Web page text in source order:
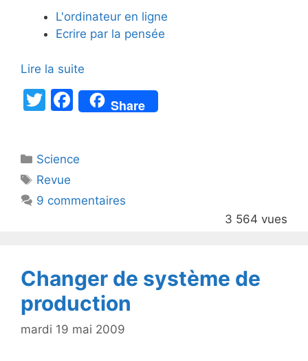
L'ordinateur en ligne
Ecrire par la pensée
Lire la suite
T
er
F
a
e
o
Share
Catégories
Science
Étiquettes
Revue
9 commentaires
3 564 vues
Changer de système de
production
mardi 19 mai 2009